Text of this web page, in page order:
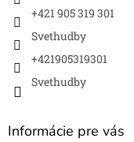
+421 905 319 301
Svethudby
+421905319301
Svethudby
Informácie pre vás